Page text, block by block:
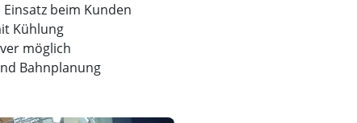
beim Kunden
Kühlung
möglich
Bahnplanung